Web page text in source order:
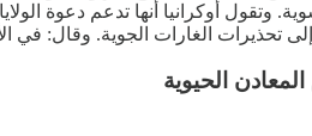
الغارات الجوية. وقال: في
الحيوية